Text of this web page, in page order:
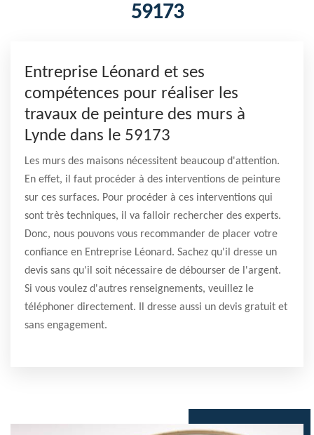
59173
Entreprise Léonard et ses
compétences pour réaliser les
travaux de peinture des murs à
Lynde dans le 59173
Les murs des maisons nécessitent beaucoup d'attention.
En effet, il faut procéder à des interventions de peinture
sur ces surfaces. Pour procéder à ces interventions qui
sont très techniques, il va falloir rechercher des experts.
Donc, nous pouvons vous recommander de placer votre
confiance en Entreprise Léonard. Sachez qu'il dresse un
devis sans qu'il soit nécessaire de débourser de l'argent.
Si vous voulez d'autres renseignements, veuillez le
téléphoner directement. Il dresse aussi un devis gratuit et
sans engagement.